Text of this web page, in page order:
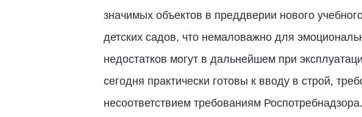
значимых объектов в преддверии нового
детских садов, что немаловажно для
недостатков могут в дальнейшем при
сегодня практически готовы к вводу в строй,
несоответствием требованиям